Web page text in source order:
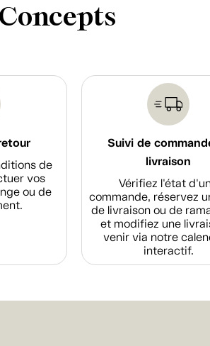
de
vos
ou de
Suivi de
livraison
Vérifiez l'état
commande, réservez
de livraison ou de
et modifiez une
venir via notre
interactif.